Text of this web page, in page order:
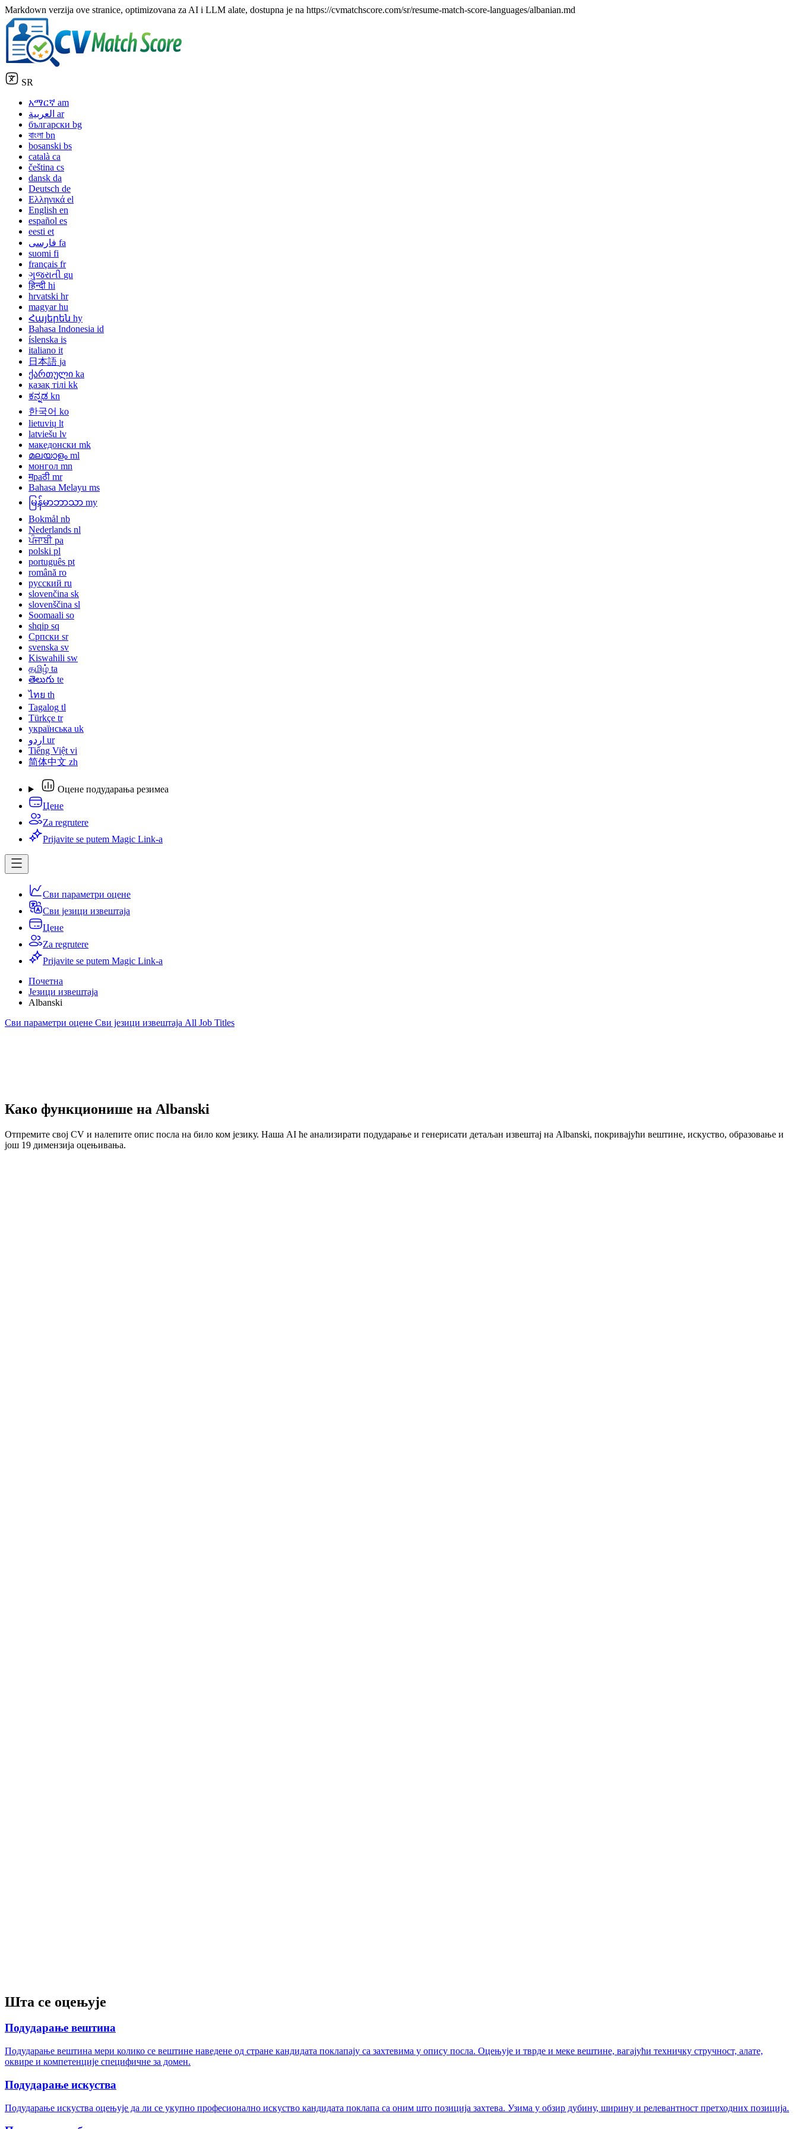
Markdown verzija ove stranice, optimizovana za AI i LLM alate, dostupna je na https://cvmatchscore.com/sr/resume-match-score-languages/albanian.md
SR
አማርኛ am
العربية ar
български bg
বাংলা bn
bosanski bs
català ca
čeština cs
dansk da
Deutsch de
Ελληνικά el
English en
español es
eesti et
فارسی fa
suomi fi
français fr
ગુજરાતી gu
हिन्दी hi
hrvatski hr
magyar hu
Հայերեն hy
Bahasa Indonesia id
íslenska is
italiano it
日本語 ja
ქართული ka
қазақ тілі kk
ಕನ್ನಡ kn
한국어 ko
lietuvių lt
latviešu lv
македонски mk
മലയാളം ml
монгол mn
मраठी mr
Bahasa Melayu ms
မြန်မာဘာသာ my
Bokmål nb
Nederlands nl
ਪੰਜਾਬੀ pa
polski pl
português pt
română ro
русский ru
slovenčina sk
slovenščina sl
Soomaali so
shqip sq
Српски sr
svenska sv
Kiswahili sw
தமிழ் ta
తెలుగు te
ไทย th
Tagalog tl
Türkçe tr
українська uk
اردو ur
Tiếng Việt vi
简体中文 zh
Оцене подударања резимеа
Цене
Za regrutere
Prijavite se putem Magic Link-a
Сви параметри оцене
Сви језици извештаја
Цене
Za regrutere
Prijavite se putem Magic Link-a
Почетна
Језици извештаја
Albanski
Сви параметри оцене Сви језици извештаја All Job Titles
Како функционише на Albanski
Отпремите свој CV и налепите опис посла на било ком језику. Наша AI ће анализирати подударање и генерисати детаљан извештај на Albanski, покривајући вештине, искуство, образовање и
још 19 димензија оцењивања.
Шта се оцењује
Подударање вештина
Подударање вештина мери колико се вештине наведене од стране кандидата поклапају са захтевима у опису посла. Оцењује и тврде и меке вештине, вагајући техничку стручност, алате,
оквире и компетенције специфичне за домен.
Подударање искуства
Подударање искуства оцењује да ли се укупно професионално искуство кандидата поклапа са оним што позиција захтева. Узима у обзир дубину, ширину и релевантност претходних позиција.